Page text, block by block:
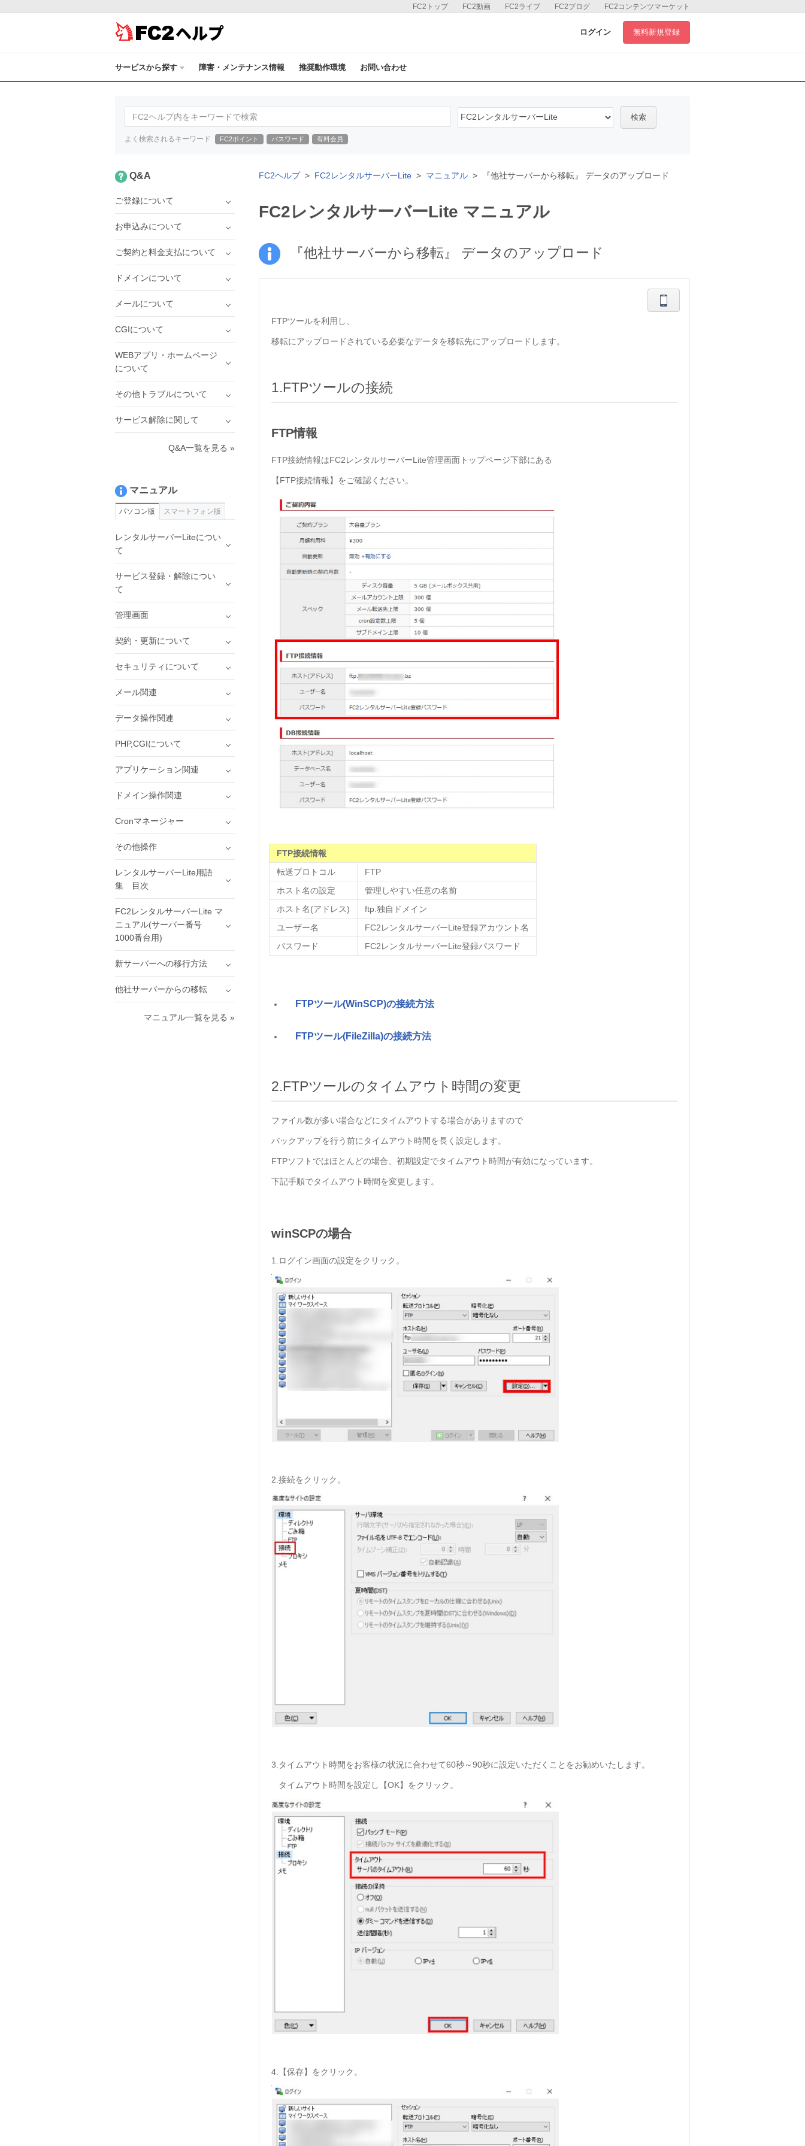
FC2コンテンツマーケット
FC2ブログ
FC2ライブ
FC2動画
FC2トップ
ヘルプ ログイン 無料新規登録
サービスから探す 障害・メンテナンス情報 推奨動作環境 お問い合わせ
検索
よく検索されるキーワード FC2ポイント パスワード 有料会員
FC2ヘルプ FC2レンタルサーバーLite マニュアル 『他社サーバーから移転』 データのアップロード
FC2レンタルサーバーLite マニュアル
『他社サーバーから移転』 データのアップロード
FTPツールを利用し、
移転にアップロードされている必要なデータを移転先にアップロードします。
1.FTPツールの接続
FTP情報
FTP接続情報はFC2レンタルサーバーLite管理画面トップページ下部にある
【FTP接続情報】をご確認ください。
FTP接続情報
転送プロトコル
FTP
ホスト名の設定
管理しやすい任意の名前
ホスト名(アドレス)
ftp.独自ドメイン
ユーザー名
FC2レンタルサーバーLite登録アカウント名
パスワード
FC2レンタルサーバーLite登録パスワード
FTPツール(WinSCP)の接続方法
FTPツール(FileZilla)の接続方法
2.FTPツールのタイムアウト時間の変更
ファイル数が多い場合などにタイムアウトする場合がありますので
バックアップを行う前にタイムアウト時間を長く設定します。
FTPソフトではほとんどの場合、初期設定でタイムアウト時間が有効になっています。
下記手順でタイムアウト時間を変更します。
winSCPの場合
1.ログイン画面の設定をクリック。
2.接続をクリック。
3.タイムアウト時間をお客様の状況に合わせて60秒～90秒に設定いただくことをお勧めいたします。
タイムアウト時間を設定し【OK】をクリック。
4.【保存】をクリック。
Q&A
ご登録について
お申込みについて
ご契約と料金支払について
ドメインについて
メールについて
CGIについて
WEBアプリ・ホームページ
について
その他トラブルについて
サービス解除に関して
Q&A一覧を見る »
マニュアル
パソコン版 スマートフォン版
レンタルサーバーLiteについ
て
サービス登録・解除につい
て
管理画面
契約・更新について
セキュリティについて
メール関連
データ操作関連
PHP,CGIについて
アプリケーション関連
ドメイン操作関連
Cronマネージャー
その他操作
レンタルサーバーLite用語
集 目次
FC2レンタルサーバーLite マ
ニュアル(サーバー番号
1000番台用)
新サーバーへの移行方法
他社サーバーからの移転
マニュアル一覧を見る »